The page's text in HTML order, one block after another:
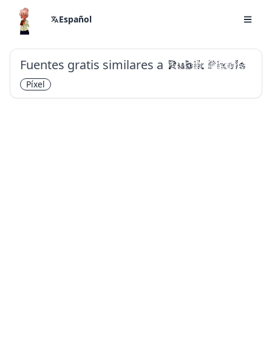
Español
Fuentes gratis similares a Rubik Pixels
Píxel